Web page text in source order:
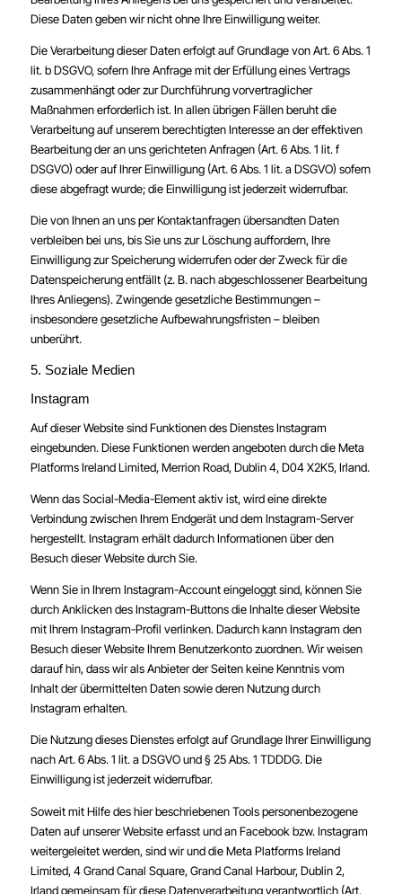
Diese Daten geben wir nicht ohne Ihre Einwilligung weiter.
Die Verarbeitung dieser Daten erfolgt auf Grundlage von Art. 6 Abs. 1
lit. b DSGVO, sofern Ihre Anfrage mit der Erfüllung eines Vertrags
zusammenhängt oder zur Durchführung vorvertraglicher
Maßnahmen erforderlich ist. In allen übrigen Fällen beruht die
Verarbeitung auf unserem berechtigten Interesse an der effektiven
Bearbeitung der an uns gerichteten Anfragen (Art. 6 Abs. 1 lit. f
DSGVO) oder auf Ihrer Einwilligung (Art. 6 Abs. 1 lit. a DSGVO) sofern
diese abgefragt wurde; die Einwilligung ist jederzeit widerrufbar.
Die von Ihnen an uns per Kontaktanfragen übersandten Daten
verbleiben bei uns, bis Sie uns zur Löschung auffordern, Ihre
Einwilligung zur Speicherung widerrufen oder der Zweck für die
Datenspeicherung entfällt (z. B. nach abgeschlossener Bearbeitung
Ihres Anliegens). Zwingende gesetzliche Bestimmungen –
insbesondere gesetzliche Aufbewahrungsfristen – bleiben
unberührt.
5. Soziale Medien
Instagram
Auf dieser Website sind Funktionen des Dienstes Instagram
eingebunden. Diese Funktionen werden angeboten durch die Meta
Platforms Ireland Limited, Merrion Road, Dublin 4, D04 X2K5, Irland.
Wenn das Social-Media-Element aktiv ist, wird eine direkte
Verbindung zwischen Ihrem Endgerät und dem Instagram-Server
hergestellt. Instagram erhält dadurch Informationen über den
Besuch dieser Website durch Sie.
Wenn Sie in Ihrem Instagram-Account eingeloggt sind, können Sie
durch Anklicken des Instagram-Buttons die Inhalte dieser Website
mit Ihrem Instagram-Profil verlinken. Dadurch kann Instagram den
Besuch dieser Website Ihrem Benutzerkonto zuordnen. Wir weisen
darauf hin, dass wir als Anbieter der Seiten keine Kenntnis vom
Inhalt der übermittelten Daten sowie deren Nutzung durch
Instagram erhalten.
Die Nutzung dieses Dienstes erfolgt auf Grundlage Ihrer Einwilligung
nach Art. 6 Abs. 1 lit. a DSGVO und § 25 Abs. 1 TDDDG. Die
Einwilligung ist jederzeit widerrufbar.
Soweit mit Hilfe des hier beschriebenen Tools personenbezogene
Daten auf unserer Website erfasst und an Facebook bzw. Instagram
weitergeleitet werden, sind wir und die Meta Platforms Ireland
Limited, 4 Grand Canal Square, Grand Canal Harbour, Dublin 2,
Irland gemeinsam für diese Datenverarbeitung verantwortlich (Art.